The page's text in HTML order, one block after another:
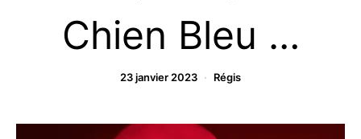
Chien Bleu …
23 janvier 2023 Régis